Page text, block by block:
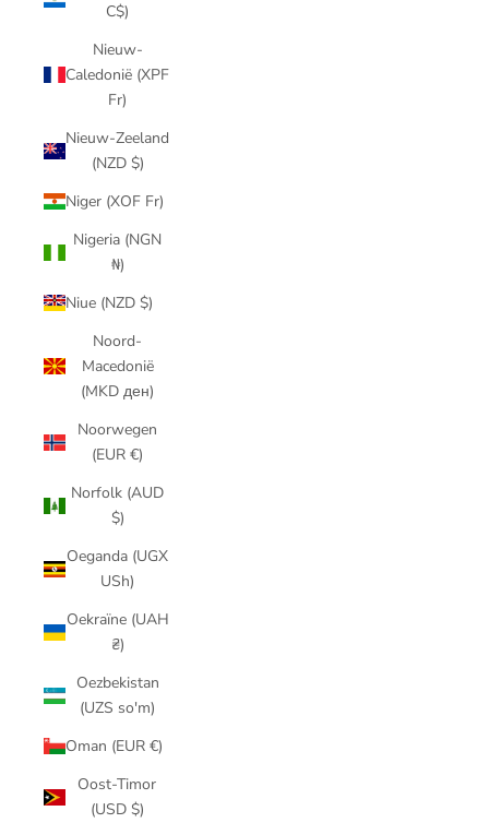
C$)
Nieuw-
Caledonië (XPF
Fr)
Nieuw-Zeeland
(NZD $)
Niger (XOF Fr)
Nigeria (NGN
₦)
Niue (NZD $)
Noord-
Macedonië
(MKD ден)
Noorwegen
(EUR €)
Norfolk (AUD
$)
Oeganda (UGX
USh)
Oekraïne (UAH
₴)
Oezbekistan
(UZS so'm)
Oman (EUR €)
Oost-Timor
(USD $)